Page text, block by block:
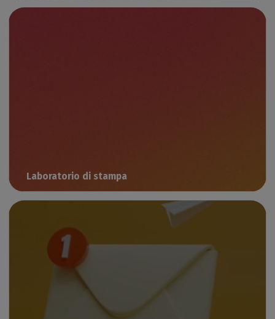
Laboratorio di stampa